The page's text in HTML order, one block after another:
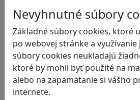
Nevyhnutné súbory
Základné súbory cookies, ktoré
po webovej stránke a
súbory cookies neukladajú
ktoré by mohli byť použité na
alebo na zapamätanie si vášho
internete.
Logické myslenie
Ľudské práva a tolerancia
Motorika a koncentrácia
Programovanie/Technika
Sociálne zručnosti a
Strategické myslenie
Zdravie a pohyb